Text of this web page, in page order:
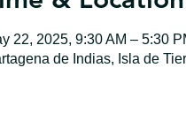
22, 2025, 9:30 AM – 5:30
de Indias, Isla de